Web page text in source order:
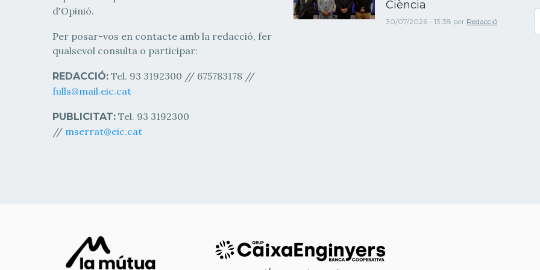
d'Opinió.
Per posar-vos en contacte amb la redacció, fer
qualsevol consulta o participar:
REDACCIÓ: Tel. 93 3192300 // 675783178 //
fulls@mail.eic.cat
PUBLICITAT: Tel. 93 3192300
// mserrat@eic.cat
Ciència
30/07/2026 - 13:38 per Redacció